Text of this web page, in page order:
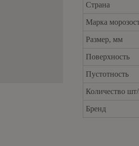
Страна
Марка
Размер, мм
Поверхность
Пустотность
Количество
Бренд